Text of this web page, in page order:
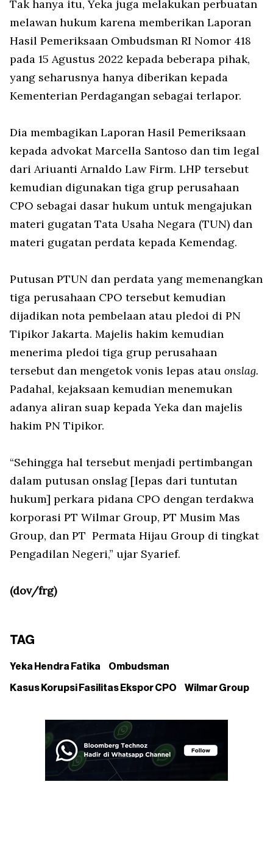
Tak hanya itu, Yeka juga melakukan perbuatan
melawan hukum karena memberikan Laporan
Hasil Pemeriksaan Ombudsman RI Nomor 418
pada 15 Agustus 2022 kepada beberapa pihak,
yang seharusnya hanya diberikan kepada
Kementerian Perdagangan sebagai terlapor.
Dia membagikan Laporan Hasil Pemeriksaan
kepada advokat Marcella Santoso dan tim legal
dari Ariuanti Arnaldo Law Firm. LHP tersebut
kemudian digunakan tiga grup perusahaan
CPO sebagai dasar hukum untuk mengajukan
materi gugatan Tata Usaha Negara (TUN) dan
materi gugatan perdata kepada Kemendag.
Putusan PTUN dan perdata yang memenangkan
tiga perusahaan CPO tersebut kemudian
dijadikan nota pembelaan atau pledoi di PN
Tipikor Jakarta. Majelis hakim kemudian
menerima pledoi tiga grup perusahaan
tersebut dan mengetok vonis lepas atau onslag.
Padahal, kejaksaan kemudian menemukan
adanya aliran suap kepada Yeka dan majelis
hakim PN Tipikor.
“Sehingga hal tersebut menjadi pertimbangan
dalam putusan onslag [lepas dari tuntutan
hukum] perkara pidana CPO dengan terdakwa
korporasi PT Wilmar Group, PT Musim Mas
Group, dan PT Permata Hijau Group di tingkat
Pengadilan Negeri,” ujar Syarief.
(dov/frg)
TAG
Yeka Hendra Fatika Ombudsman
Kasus Korupsi Fasilitas Ekspor CPO Wilmar Group